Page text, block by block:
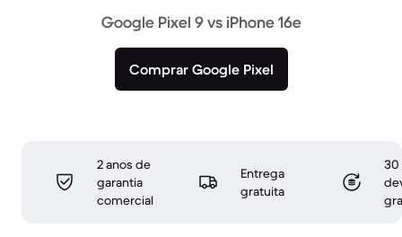
Google Pixel 9 vs iPhone 16e
Comprar Google Pixel
2 anos de
garantia
comercial
Entrega
gratuita
30